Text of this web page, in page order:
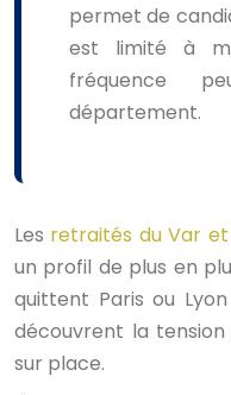
permet de
est limité à
fréquence
département.
Les retraités du Var
un profil de plus en
quittent Paris ou
découvrent la tension
sur place.